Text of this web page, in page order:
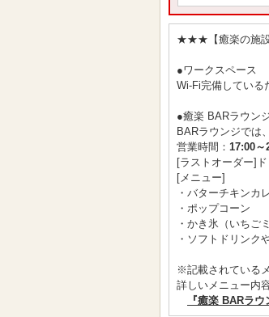
★★★【癒楽の施
●ワークスペース
Wi-Fi完備している
●癒楽 BARラウン
BARラウンジでは
営業時間： 17:00～
[ラストオーダー]ド
[メニュー]
・バターチキンカ
・ポップコーン
・かき氷（いちご
・ソフトドリンク
※記載されている
詳しいメニュー内
『癒楽 BARラウ